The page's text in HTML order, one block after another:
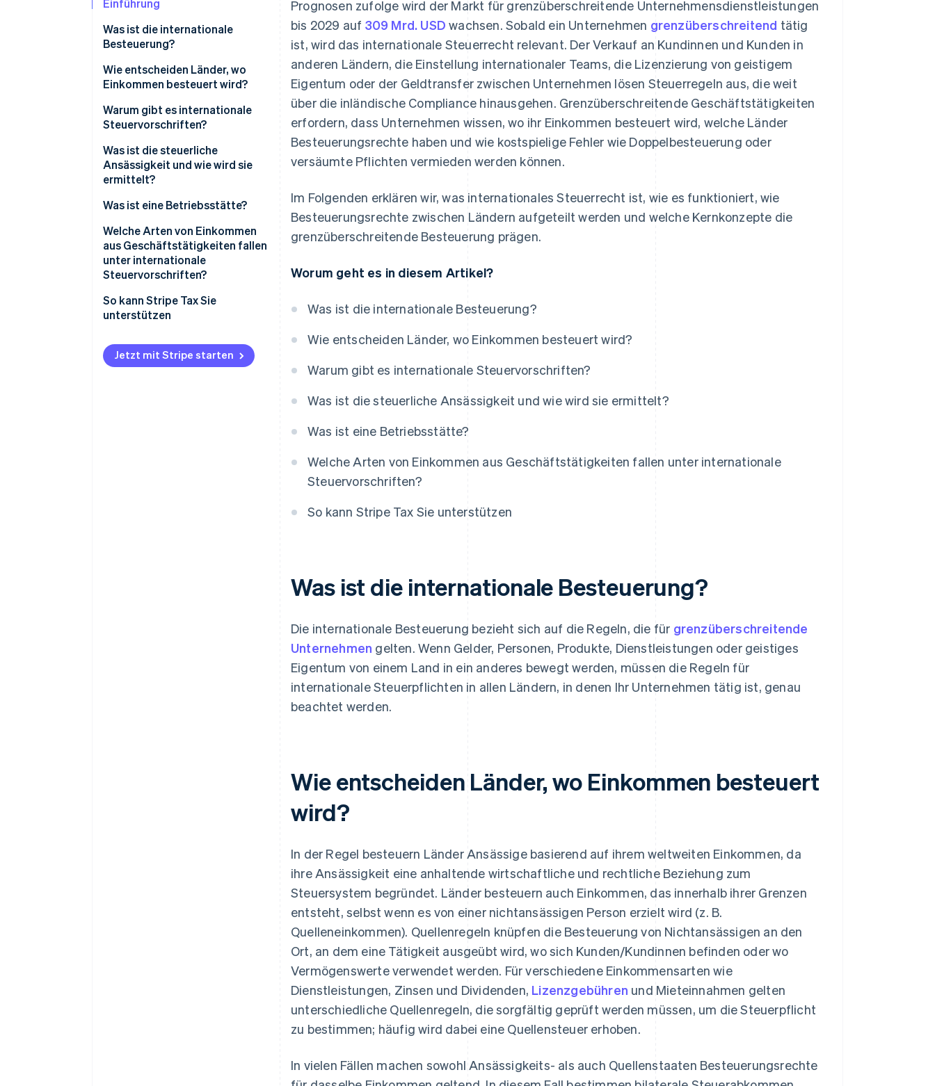
Einführung
Was ist die internationale
Besteuerung?
Wie entscheiden Länder, wo
Einkommen besteuert wird?
Warum gibt es internationale
Steuervorschriften?
Was ist die steuerliche
Ansässigkeit und wie wird sie
ermittelt?
Was ist eine Betriebsstätte?
Welche Arten von Einkommen
aus Geschäftstätigkeiten fallen
unter internationale
Steuervorschriften?
So kann Stripe Tax Sie
unterstützen
Jetzt mit Stripe starten
Prognosen zufolge wird der Markt für grenzüberschreitende Unternehmensdienstleistungen
bis 2029 auf 309 Mrd. USD wachsen. Sobald ein Unternehmen grenzüberschreitend tätig
ist, wird das internationale Steuerrecht relevant. Der Verkauf an Kundinnen und Kunden in
anderen Ländern, die Einstellung internationaler Teams, die Lizenzierung von geistigem
Eigentum oder der Geldtransfer zwischen Unternehmen lösen Steuerregeln aus, die weit
über die inländische Compliance hinausgehen. Grenzüberschreitende Geschäftstätigkeiten
erfordern, dass Unternehmen wissen, wo ihr Einkommen besteuert wird, welche Länder
Besteuerungsrechte haben und wie kostspielige Fehler wie Doppelbesteuerung oder
versäumte Pflichten vermieden werden können.
Im Folgenden erklären wir, was internationales Steuerrecht ist, wie es funktioniert, wie
Besteuerungsrechte zwischen Ländern aufgeteilt werden und welche Kernkonzepte die
grenzüberschreitende Besteuerung prägen.
Worum geht es in diesem Artikel?
Was ist die internationale Besteuerung?
Wie entscheiden Länder, wo Einkommen besteuert wird?
Warum gibt es internationale Steuervorschriften?
Was ist die steuerliche Ansässigkeit und wie wird sie ermittelt?
Was ist eine Betriebsstätte?
Welche Arten von Einkommen aus Geschäftstätigkeiten fallen unter internationale
Steuervorschriften?
So kann Stripe Tax Sie unterstützen
Was ist die internationale Besteuerung?
Die internationale Besteuerung bezieht sich auf die Regeln, die für grenzüberschreitende
Unternehmen gelten. Wenn Gelder, Personen, Produkte, Dienstleistungen oder geistiges
Eigentum von einem Land in ein anderes bewegt werden, müssen die Regeln für
internationale Steuerpflichten in allen Ländern, in denen Ihr Unternehmen tätig ist, genau
beachtet werden.
Wie entscheiden Länder, wo Einkommen besteuert
wird?
In der Regel besteuern Länder Ansässige basierend auf ihrem weltweiten Einkommen, da
ihre Ansässigkeit eine anhaltende wirtschaftliche und rechtliche Beziehung zum
Steuersystem begründet. Länder besteuern auch Einkommen, das innerhalb ihrer Grenzen
entsteht, selbst wenn es von einer nichtansässigen Person erzielt wird (z. B.
Quelleneinkommen). Quellenregeln knüpfen die Besteuerung von Nichtansässigen an den
Ort, an dem eine Tätigkeit ausgeübt wird, wo sich Kunden/Kundinnen befinden oder wo
Vermögenswerte verwendet werden. Für verschiedene Einkommensarten wie
Dienstleistungen, Zinsen und Dividenden, Lizenzgebühren und Mieteinnahmen gelten
unterschiedliche Quellenregeln, die sorgfältig geprüft werden müssen, um die Steuerpflicht
zu bestimmen; häufig wird dabei eine Quellensteuer erhoben.
In vielen Fällen machen sowohl Ansässigkeits- als auch Quellenstaaten Besteuerungsrechte